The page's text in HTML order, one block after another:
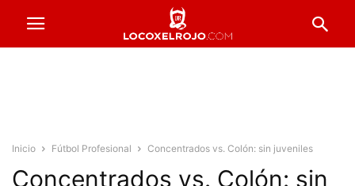
Inicio Fútbol Profesional Concentrados vs. Colón: sin juveniles
Concentrados vs. Colón: sin